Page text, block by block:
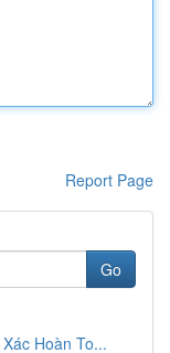
Report Page
Go
Hoàn To...